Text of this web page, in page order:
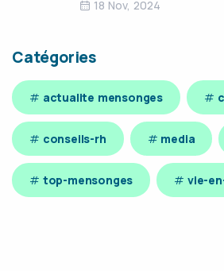
18 Nov, 2024
Catégories
actualite mensonges
conseils-rh media
top-mensonges vie-